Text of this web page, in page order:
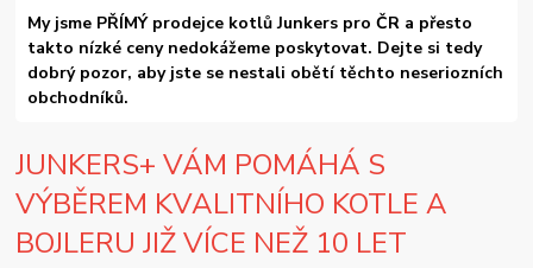
My jsme PŘÍMÝ prodejce kotlů Junkers pro ČR a přesto
takto nízké ceny nedokážeme poskytovat. Dejte si tedy
dobrý pozor, aby jste se nestali obětí těchto neseriozních
obchodníků.
JUNKERS+ VÁM POMÁHÁ S
VÝBĚREM KVALITNÍHO KOTLE A
BOJLERU JIŽ VÍCE NEŽ 10 LET